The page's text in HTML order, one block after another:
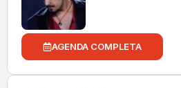
AGENDA COMPLETA